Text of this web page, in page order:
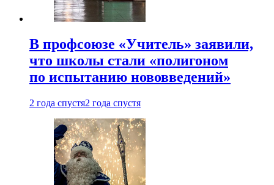
В профсоюзе «Учитель» заявили,
что школы стали «полигоном
по испытанию нововведений»
2 года спустя2 года спустя